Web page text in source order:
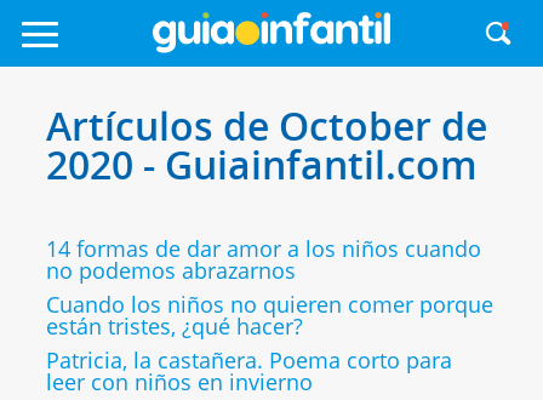
Artículos de October de
2020 - Guiainfantil.com
14 formas de dar amor a los niños cuando
no podemos abrazarnos
Cuando los niños no quieren comer porque
están tristes, ¿qué hacer?
Patricia, la castañera. Poema corto para
leer con niños en invierno